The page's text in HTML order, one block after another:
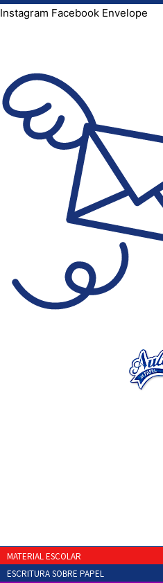
Instagram Facebook Envelope
MATERIAL ESCOLAR
ESCRITURA SOBRE PAPEL